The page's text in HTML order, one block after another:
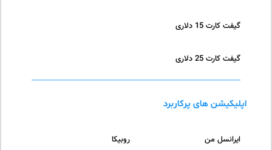
گیفت کارت 15 دلاری
گیفت کارت 25 دلاری
اپلیکیشن های پرکاربرد
روبیکا ایرانسل من